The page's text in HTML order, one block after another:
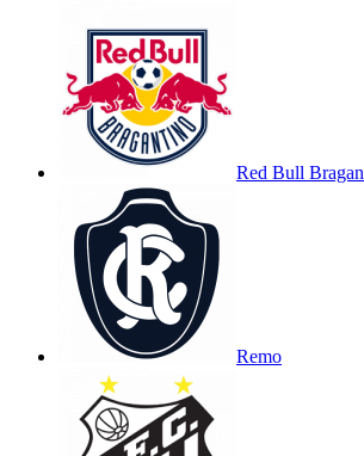
Red Bull
Remo